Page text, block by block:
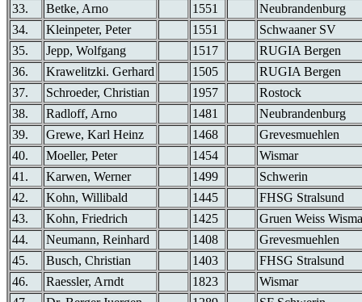
33.
Betke, Arno 1551
Neubrandenburg
34.
Kleinpeter, Peter 1551
Schwaaner SV
35.
Jepp, Wolfgang 1517
RUGIA Bergen
36.
Krawelitzki. Gerhard 1505
RUGIA Bergen
37.
Schroeder, Christian 1957
Rostock
38.
Radloff, Arno 1481
Neubrandenburg
39.
Grewe, Karl Heinz 1468
Grevesmuehlen
40.
Moeller, Peter 1454
Wismar
41.
Karwen, Werner 1499
Schwerin
42.
Kohn, Willibald 1445
FHSG Stralsund
43.
Kohn, Friedrich 1425
Gruen Weiss
44.
Neumann, Reinhard 1408
Grevesmuehlen
45.
Busch, Christian 1403
FHSG Stralsund
46.
Raessler, Arndt 1823
Wismar